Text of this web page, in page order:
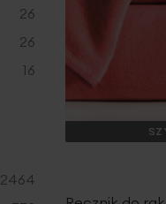
26
produkty
26
produkty
16
produkty
2464
produkty